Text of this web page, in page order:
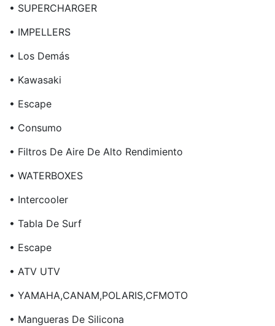
• SUPERCHARGER
• IMPELLERS
• Los Demás
• Kawasaki
• Escape
• Consumo
• Filtros De Aire De Alto Rendimiento
• WATERBOXES
• Intercooler
• Tabla De Surf
• Escape
• ATV UTV
• YAMAHA,CANAM,POLARIS,CFMOTO
• Mangueras De Silicona